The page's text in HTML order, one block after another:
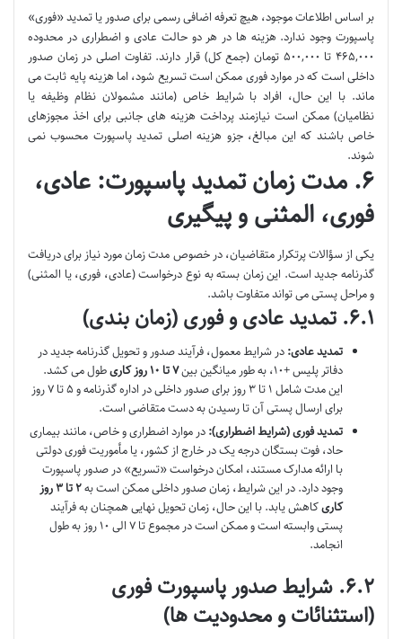
بر اساس اطلاعات موجود، هیچ تعرفه اضافی رسمی برای صدور یا تمدید «فوری»
پاسپورت وجود ندارد. هزینه ها در هر دو حالت عادی و اضطراری در محدوده
۴۶۵,۰۰۰ تا ۵۰۰,۰۰۰ تومان (جمع کل) قرار دارند. تفاوت اصلی در زمان صدور
داخلی است که در موارد فوری ممکن است تسریع شود، اما هزینه پایه ثابت می
ماند. با این حال، افراد با شرایط خاص (مانند مشمولان نظام وظیفه یا
نظامیان) ممکن است نیازمند پرداخت هزینه های جانبی برای اخذ مجوزهای
خاص باشند که این مبالغ، جزو هزینه اصلی تمدید پاسپورت محسوب نمی
شوند.
۶. مدت زمان تمدید پاسپورت: عادی،
فوری، المثنی و پیگیری
یکی از سؤالات پرتکرار متقاضیان، در خصوص مدت زمان مورد نیاز برای دریافت
گذرنامه جدید است. این زمان بسته به نوع درخواست (عادی، فوری، یا المثنی)
و مراحل پستی می تواند متفاوت باشد.
۶.۱. تمدید عادی و فوری (زمان بندی)
تمدید عادی: در شرایط معمول، فرآیند صدور و تحویل گذرنامه جدید در
دفاتر پلیس +۱۰، به طور میانگین بین
۷ تا ۱۰ روز کاری
طول می کشد.
این مدت شامل ۱ تا ۳ روز برای صدور داخلی در اداره گذرنامه و ۵ تا ۷ روز
برای ارسال پستی آن تا رسیدن به دست متقاضی است.
تمدید فوری (شرایط اضطراری): در موارد اضطراری و خاص، مانند بیماری
حاد، فوت بستگان درجه یک در خارج از کشور، یا مأموریت فوری دولتی
با ارائه مدارک مستند، امکان درخواست «تسریع» در صدور پاسپورت
وجود دارد. در این شرایط، زمان صدور داخلی ممکن است به
۲ تا ۳ روز
کاریکاهش یابد. با این حال، زمان تحویل نهایی همچنان به فرآیند
پستی وابسته است و ممکن است در مجموع تا ۷ الی ۱۰ روز به طول
انجامد.
۶.۲. شرایط صدور پاسپورت فوری
(استثنائات و محدودیت ها)